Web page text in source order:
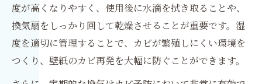
度が高くなりやすく、使用後に水滴を拭き取ることや、
換気扇をしっかり回して乾燥させることが重要です。湿
度を適切に管理することで、カビが繁殖しにくい環境を
つくり、壁紙のカビ再発を大幅に防ぐことができます。